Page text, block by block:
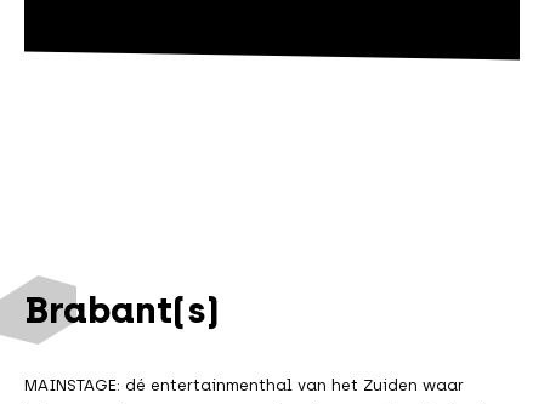
Brabant(s)
MAINSTAGE: dé entertainmenthal van het Zuiden waar